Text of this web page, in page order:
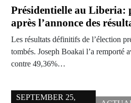
Présidentielle au Liberia:
après l’annonce des
Les résultats définitifs de l’élection
tombés. Joseph Boakai l’a remporté
contre 49,36%…
SEPTEMBER 25,